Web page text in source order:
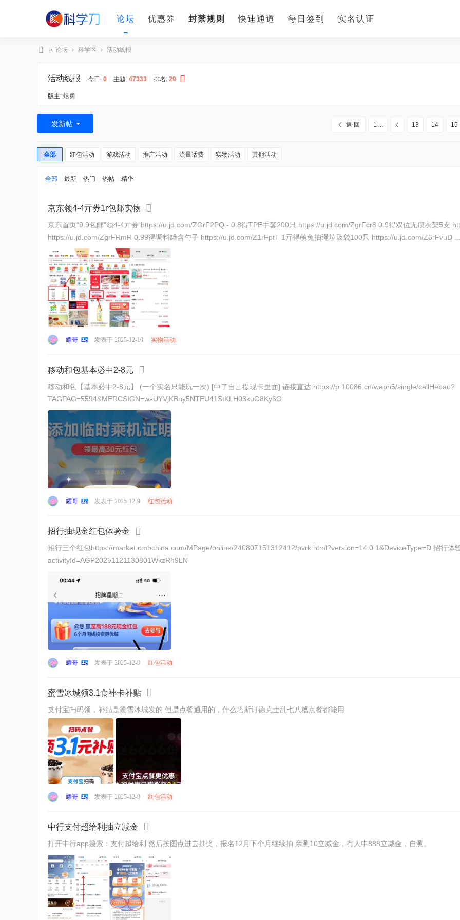
论坛 优惠券 封禁规则 快速通道 每日签到 实名认证
» 论坛 › 科学区 › 活动线报
活动线报 今日: 0 主题: 47333 排名: 29
版主: 炫勇
1 ... 13 14 15
返 回
发新帖
全部 红包活动 游戏活动 推广活动 流量话费 实物活动 其他活动
全部 最新 热门 热帖 精华
京东领4-4亓券1r包邮实物
京东首页“9.9包邮”领4-4亓券 https://u.jd.com/ZGrF2PQ - 0.8得TPE手套200只 https://u.jd.com/ZgrFcr8 0.9得双位无痕衣架5支 https://u.jd.com/ZrrF2Uw 0.97得乳霜纸30抽*5包
https://u.jd.com/ZgrFRmR 0.99得调料罐含勺子 https://u.jd.com/Z1rFptT 1亓得萌兔抽绳垃圾袋100只 https://u.jd.com/Z6rFvuD ...
耀哥 发表于 2025-12-10 实物活动
移动和包基本必中2-8元
移动和包【基本必中2-8元】 (一个实名只能玩一次) [中了自己提现卡里面] 链接直达:https://p.10086.cn/waph5/single/callHebao?
TAGPAG=5594&MERCSIGN=wsUYVjKBny5NTEU41StKLH03kuO8Ky6O
耀哥 发表于 2025-12-9 红包活动
招行抽现金红包体验金
招行三个红包https://market.cmbchina.com/MPage/online/240807151312412/pvrk.html?version=14.0.1&DeviceType=D 招行体验金https://actship-activityui.paas.cmbchina.com/Main?
activityId=AGP20251121130801WkzRh9LN
耀哥 发表于 2025-12-9 红包活动
蜜雪冰城领3.1食神卡补贴
支付宝扫码领，补贴是蜜雪冰城发的 但是点餐通用的，什么塔斯订德克士乱七八糟点餐都能用
耀哥 发表于 2025-12-9 红包活动
中行支付超给利抽立减金
打开中行app搜索：支付超给利 然后按图点进去抽奖，报名12月下个月继续抽 亲测10立减金，有人中888立减金，自测。